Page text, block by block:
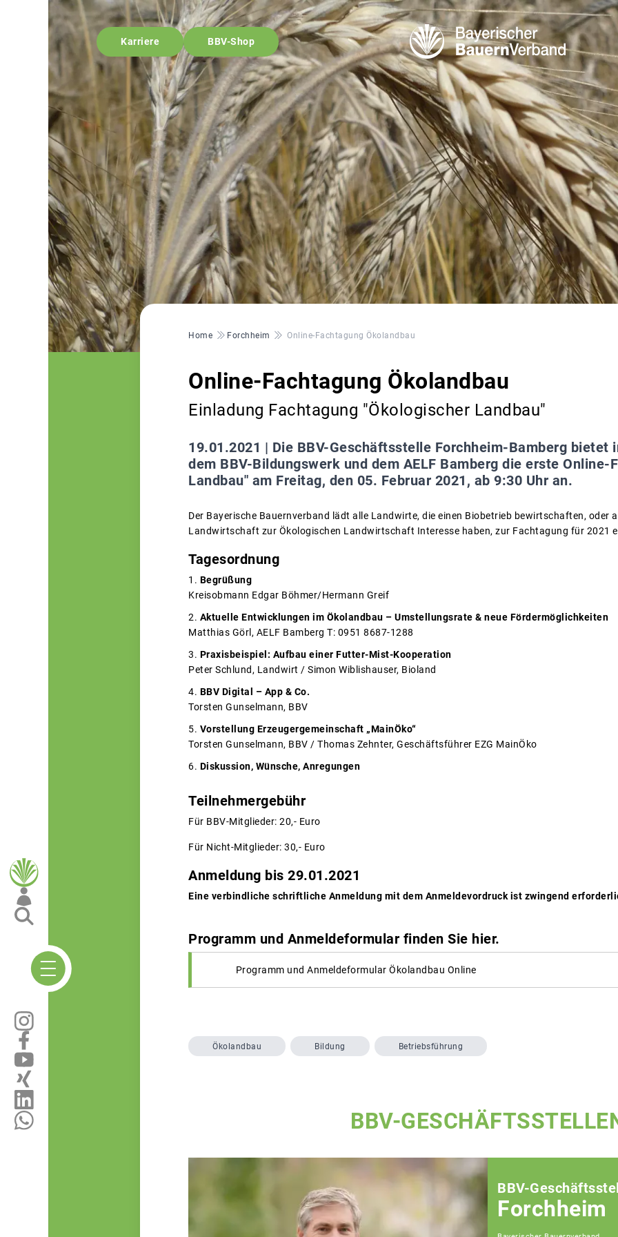
Karriere BBV-Shop
Pfadnavigation
Home Forchheim Online-Fachtagung Ökolandbau
Online-Fachtagung Ökolandbau
Einladung Fachtagung "Ökologischer Landbau"
19.01.2021 | Die BBV-Geschäftsstelle Forchheim-Bamberg bietet
dem BBV-Bildungswerk und dem AELF Bamberg die erste Online-
Landbau" am Freitag, den 05. Februar 2021, ab 9:30 Uhr an.
Der Bayerische Bauernverband lädt alle Landwirte, die einen Biobetrieb bewirtschaften, oder
Landwirtschaft zur Ökologischen Landwirtschaft Interesse haben, zur Fachtagung für 2021
Tagesordnung
Begrüßung
Kreisobmann Edgar Böhmer/Hermann Greif
Aktuelle Entwicklungen im Ökolandbau – Umstellungsrate & neue Fördermöglichkeiten
Matthias Görl, AELF Bamberg T: 0951 8687-1288
Praxisbeispiel: Aufbau einer Futter-Mist-Kooperation
Peter Schlund, Landwirt / Simon Wiblishauser, Bioland
BBV Digital – App & Co.
Torsten Gunselmann, BBV
Vorstellung Erzeugergemeinschaft „MainÖko“
Torsten Gunselmann, BBV / Thomas Zehnter, Geschäftsführer EZG MainÖko
Diskussion, Wünsche, Anregungen
Teilnehmergebühr
Für BBV-Mitglieder: 20,- Euro
Für Nicht-Mitglieder: 30,- Euro
Anmeldung bis 29.01.2021
Eine verbindliche schriftliche Anmeldung mit dem Anmeldevordruck ist zwingend
Programm und Anmeldeformular finden Sie hier.
Programm und Anmeldeformular Ökolandbau Online
Ökolandbau Bildung Betriebsführung
BBV-
BBV-
Forchheim